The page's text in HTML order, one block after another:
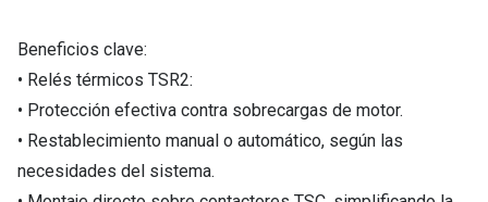
Beneficios clave:
• Relés térmicos TSR2:
• Protección efectiva contra sobrecargas de motor.
• Restablecimiento manual o automático, según las
necesidades del sistema.